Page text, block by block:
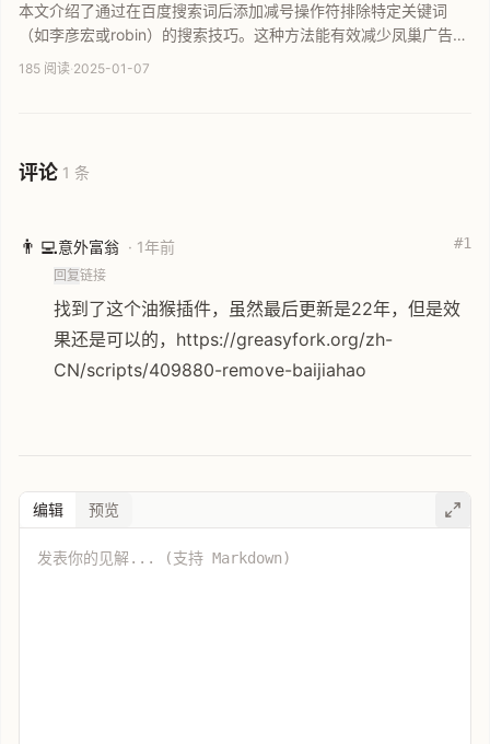
本文介绍了通过在百度搜索词后添加减号操作符排除特定关键词
（如李彦宏或robin）的搜索技巧。这种方法能有效减少凤巢广告推
广内容，并降低搜索结果中图片和视频的比例，使搜索体验更清
185 阅读·2025-01-07
评论 1 条
👨‍💻意外富翁 · 1年前 #1
回复链接
找到了这个油猴插件，虽然最后更新是22年，但是效
果还是可以的，https://greasyfork.org/zh-
CN/scripts/409880-remove-baijiahao
编辑 预览